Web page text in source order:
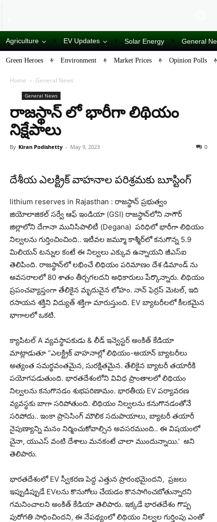
Agriculture EV Updates Solar Energy General
Green Heroes Environment Market Prices Opinion Polls
Home General News
General News
రాజస్థాన్ లో భారీగా లిథియం
నిక్షేపాలు
By Kiran Podishetty - May 9, 2023 0
దేశీయ ఎలక్ట్రిక్ వాహనాల పరిశ్రమకు బూస్టింగ్
lithium reserves in Rajasthan : రాజస్థాన్ ప్రభుత్వం
జియోలాజికల్ సర్వే ఆఫ్ ఇండియా (GSI) రాజస్థాన్‌లోని నాగౌర్
జిల్లాలోని దేగానా మునిసిపాలిటీ (Degana) పరిధిలో భారీగా లిథియం
నిల్వలను గుర్తించించింది.. ఇటీవల జమ్మూ కాశ్మీర్‌లో కనుగొన్న 5.9
మిలియన్ టన్నుల కంటే ఈ నిల్వలు ఎక్కువ ఉన్నాయని జీఎస్ఐ
తెలిపింది. రాజస్థాన్‌లో లభించే లిథియం పరిమాణం దేశ డిమాండ్ ను
అవసరాలలో 80 శాతం తీర్చగలదని అధికారులు పేర్కొన్నారు. లిథియం
ప్రపంచవ్యాప్తంగా తేలికైన మృదువైన లోహం. నాన్ ఫెర్రస్ మెటల్, ఇది
రసాయన శక్తిని విద్యుత్ శక్తిగా మారుస్తుంది. EV బ్యాటరీలలో కీలకమైన
భాగాలలో ఒకటి.
క్యాపిటల్ A వ్యవస్థాపకుడు & లీడ్ ఇన్వెస్టర్ అంకిత్ కేడియా
మాట్లాడుతూ “ఎలక్ట్రిక్ వాహనాల్లో లిథియం-అయాన్ బ్యాటరీలు
అత్యంత సమర్థవంతమైన, సురక్షితమైన. తేలికైన బ్యాటరీ తయారీకి
పయోగపడుతుంది. భారతదేశంలోని వివిధ ప్రాంతాలలో లిథియం
నిల్వలను కనుగొనడం శుభపరిణామం. భారతీయ EV పర్యావరణ
వ్యవస్థకు బాగా సరిపోతుంది. లిథియం నిల్వలను కనుగొనడంతోనే
సరిపోదు.. ఇంకా ప్రాసెసింగ్ మౌలిక సదుపాయాలు, బ్యాటరీ తయారీ
నైపుణ్యాన్ని మనం నిర్మించుకోవాల్సిన అవసరముంది.. ఈ విషయంలో
చైనా, యుఎస్ వంటి దేశాలు మనకంటే చాలా ముందున్నాయి.’ అని
తెలిపారు.
భారతదేశంలో EV స్వీకరణ పెద్ద ఎత్తున ప్రారంభమైందని, ప్రజలు
ఇప్పుడిప్పుడే EVలను కొనుగోలు చేయడం కొనసాగించబోతున్నారని
గమనించాలని అంకిత్ కేడియా తెలిపారు. ఇక్కడే భారతదేశం గొప్ప
పురోగతి సాధించిందని, ఈ నేపథ్యంలో లిథియం నిల్వల గుర్తింపు ఎంతో